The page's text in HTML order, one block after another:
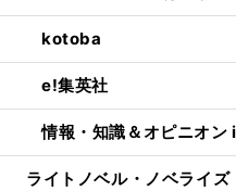
kotoba
e!集英社
情報・知識＆オピニオ
ライトノベル・ノベライズ